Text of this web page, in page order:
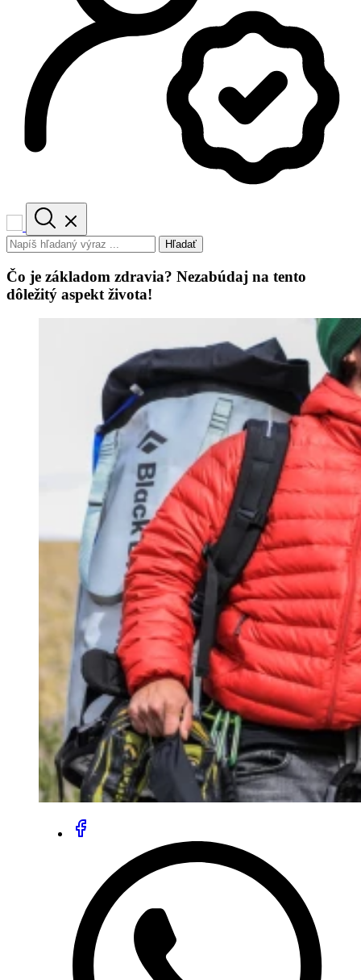
Hľadať
Čo je základom zdravia? Nezabúdaj na tento
dôležitý aspekt života!